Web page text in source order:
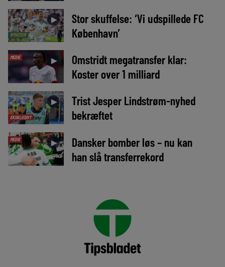
NYHEDER
►
Stor skuffelse: ‘Vi udspillede FC
København’
MEDIE ►
Omstridt megatransfer klar:
Koster over 1 milliard
EKSKLUSIVT
►
Trist Jesper Lindstrøm-nyhed
bekræftet
MEDIE ►
Dansker bomber løs – nu kan
han slå transferrekord